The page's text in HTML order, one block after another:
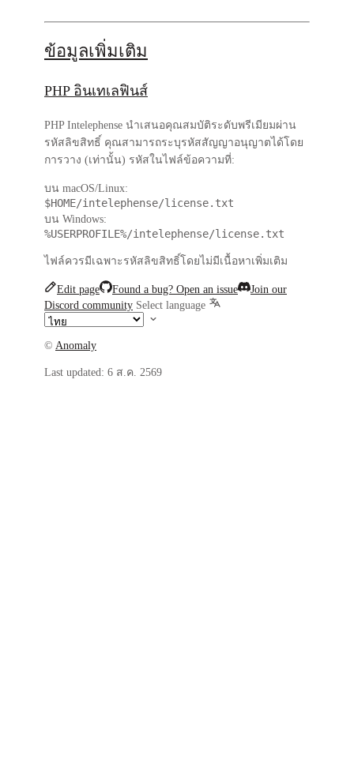
ข้อมูลเพิ่มเติม
PHP อินเทเลฟินส์
PHP Intelephense นำเสนอคุณสมบัติระดับพรีเมียมผ่าน
รหัสลิขสิทธิ์ คุณสามารถระบุรหัสสัญญาอนุญาตได้โดย
การวาง (เท่านั้น) รหัสในไฟล์ข้อความที่:
บน macOS/Linux:
$HOME/intelephense/license.txt
บน Windows:
%USERPROFILE%/intelephense/license.txt
ไฟล์ควรมีเฉพาะรหัสลิขสิทธิ์โดยไม่มีเนื้อหาเพิ่มเติม
Edit page Found a bug? Open an issue
Join our
Discord community Select language
© Anomaly
Last updated: 6 ส.ค. 2569